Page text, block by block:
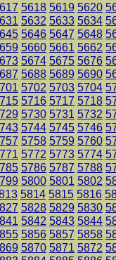
5618 5619 5620
5632 5633 5634
5646 5647 5648
5660 5661 5662
5674 5675 5676
5688 5689 5690
5702 5703 5704
5716 5717 5718
5730 5731 5732
5744 5745 5746
5758 5759 5760
5772 5773 5774
5786 5787 5788
5800 5801 5802
5814 5815 5816
5828 5829 5830
5842 5843 5844
5856 5857 5858
5870 5871 5872